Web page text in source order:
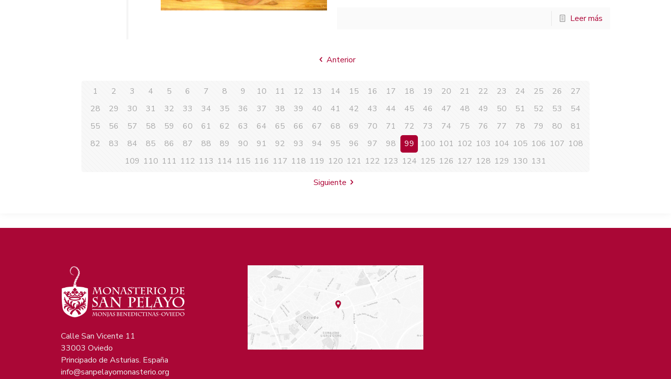
Leer más
Anterior
1 2 3 4 5 6 7 8 9 10 11 12 13 14 15 16 17 18 19 20 21 22 23 24 25 26
27
28
29 30 31 32 33 34 35 36 37 38 39 40 41 42 43 44 45 46 47 48 49 50 51 52 53
54
55
56 57 58 59 60 61 62 63 64 65 66 67 68 69 70 71 72 73 74 75 76 77 78 79 80
81
82
83 84 85 86 87 88 89 90 91 92 93 94 95 96 97 98 99 100 101 102 103 104 105 106 107 108
109 110 111 112 113 114 115 116 117 118 119 120 121 122 123 124 125 126 127 128 129 130 131
Siguiente
Calle San Vicente 11
33003 Oviedo
Principado de Asturias. España
info@sanpelayomonasterio.org